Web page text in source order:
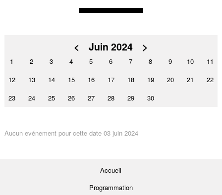
< Juin 2024 >
1 2 3 4 5 6 7 8 9 10
11
12
13 14 15 16 17 18 19 20 21
22
23
24 25 26 27 28 29 30
Aucun evénement pour cette date 03 juin 2024
Accueil
Programmation